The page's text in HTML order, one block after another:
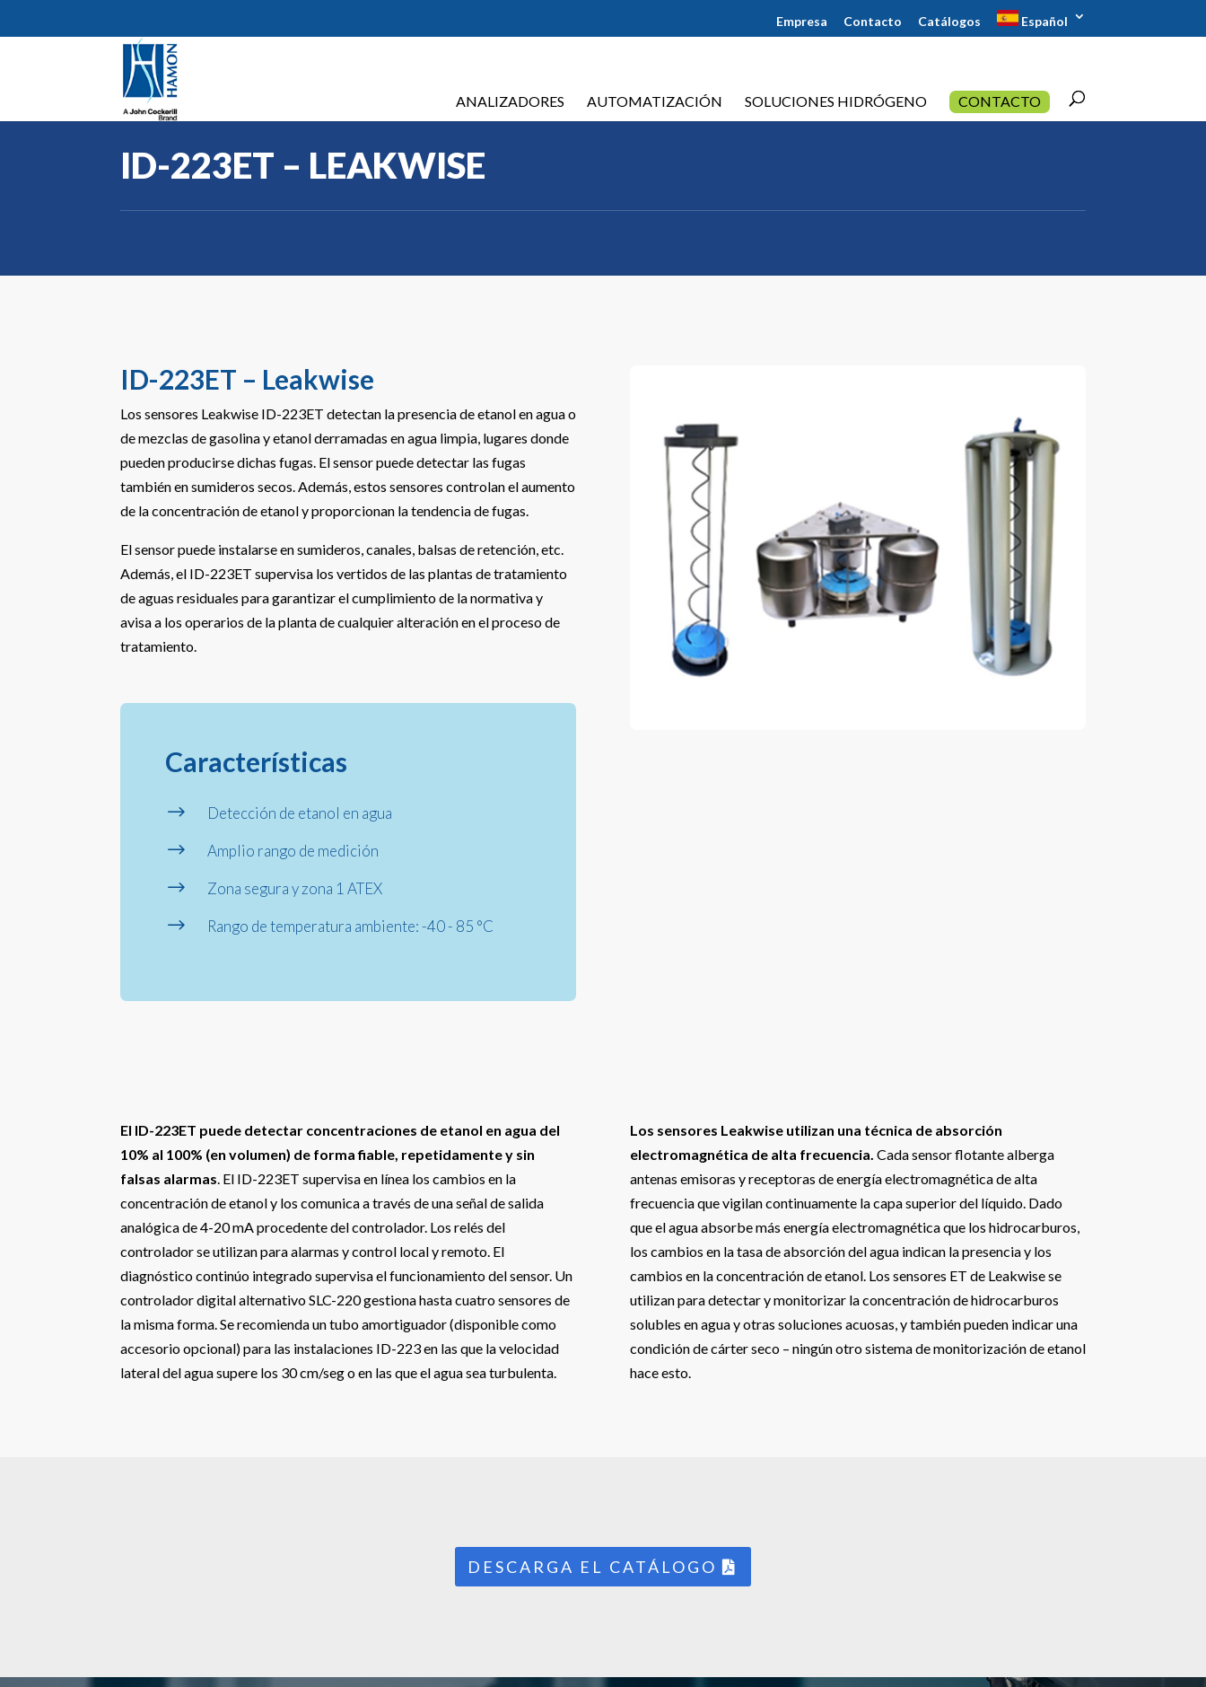
Empresa Contacto Catálogos Español
ANALIZADORES AUTOMATIZACIÓN SOLUCIONES HIDRÓGENO CONTACTO
ID-223ET – LEAKWISE
ID-223ET – Leakwise
Los sensores Leakwise ID-223ET detectan la presencia de etanol en agua o
de mezclas de gasolina y etanol derramadas en agua limpia, lugares donde
pueden producirse dichas fugas. El sensor puede detectar las fugas
también en sumideros secos. Además, estos sensores controlan el aumento
de la concentración de etanol y proporcionan la tendencia de fugas.
El sensor puede instalarse en sumideros, canales, balsas de retención, etc.
Además, el ID-223ET supervisa los vertidos de las plantas de tratamiento
de aguas residuales para garantizar el cumplimiento de la normativa y
avisa a los operarios de la planta de cualquier alteración en el proceso de
tratamiento.
Características
$ Detección de etanol en agua
$ Amplio rango de medición
$ Zona segura y zona 1 ATEX
$ Rango de temperatura ambiente: -40 - 85 °C
El ID-223ET puede detectar concentraciones de etanol en agua del
10% al 100% (en volumen) de forma fiable, repetidamente y sin
falsas alarmas. El ID-223ET supervisa en línea los cambios en la
concentración de etanol y los comunica a través de una señal de salida
analógica de 4-20 mA procedente del controlador. Los relés del
controlador se utilizan para alarmas y control local y remoto. El
diagnóstico continúo integrado supervisa el funcionamiento del sensor. Un
controlador digital alternativo SLC-220 gestiona hasta cuatro sensores de
la misma forma. Se recomienda un tubo amortiguador (disponible como
accesorio opcional) para las instalaciones ID-223 en las que la velocidad
lateral del agua supere los 30 cm/seg o en las que el agua sea turbulenta.
Los sensores Leakwise utilizan una técnica de absorción
electromagnética de alta frecuencia. Cada sensor flotante alberga
antenas emisoras y receptoras de energía electromagnética de alta
frecuencia que vigilan continuamente la capa superior del líquido. Dado
que el agua absorbe más energía electromagnética que los hidrocarburos,
los cambios en la tasa de absorción del agua indican la presencia y los
cambios en la concentración de etanol. Los sensores ET de Leakwise se
utilizan para detectar y monitorizar la concentración de hidrocarburos
solubles en agua y otras soluciones acuosas, y también pueden indicar una
condición de cárter seco – ningún otro sistema de monitorización de etanol
hace esto.
DESCARGA EL CATÁLOGO